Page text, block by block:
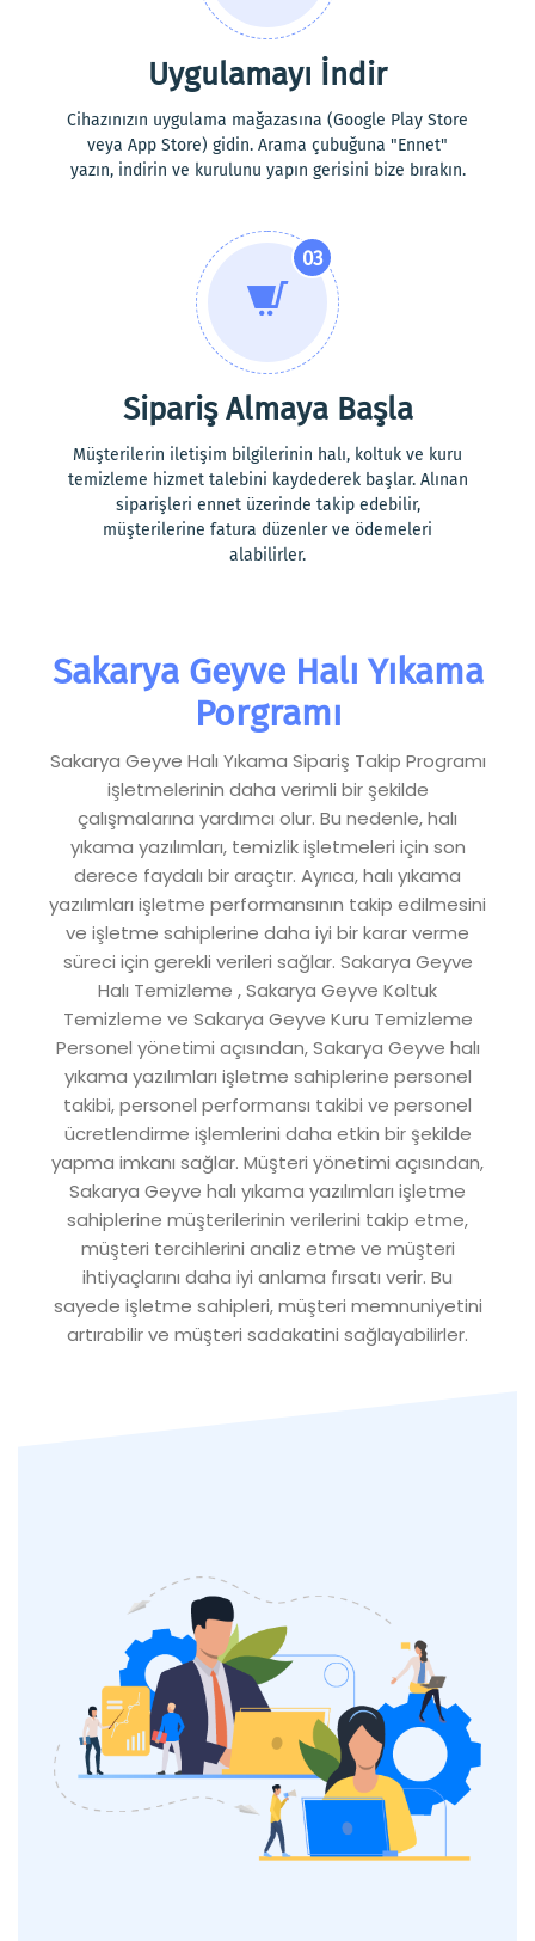
Uygulamayı İndir
Cihazınızın uygulama mağazasına (Google Play Store
veya App Store) gidin. Arama çubuğuna "Ennet"
yazın, indirin ve kurulunu yapın gerisini bize bırakın.
03
Sipariş Almaya Başla
Müşterilerin iletişim bilgilerinin halı, koltuk ve kuru
temizleme hizmet talebini kaydederek başlar. Alınan
siparişleri ennet üzerinde takip edebilir,
müşterilerine fatura düzenler ve ödemeleri
alabilirler.
Sakarya Geyve Halı Yıkama
Porgramı
Sakarya Geyve Halı Yıkama Sipariş Takip Programı
işletmelerinin daha verimli bir şekilde
çalışmalarına yardımcı olur. Bu nedenle, halı
yıkama yazılımları, temizlik işletmeleri için son
derece faydalı bir araçtır. Ayrıca, halı yıkama
yazılımları işletme performansının takip edilmesini
ve işletme sahiplerine daha iyi bir karar verme
süreci için gerekli verileri sağlar. Sakarya Geyve
Halı Temizleme , Sakarya Geyve Koltuk
Temizleme ve Sakarya Geyve Kuru Temizleme
Personel yönetimi açısından, Sakarya Geyve halı
yıkama yazılımları işletme sahiplerine personel
takibi, personel performansı takibi ve personel
ücretlendirme işlemlerini daha etkin bir şekilde
yapma imkanı sağlar. Müşteri yönetimi açısından,
Sakarya Geyve halı yıkama yazılımları işletme
sahiplerine müşterilerinin verilerini takip etme,
müşteri tercihlerini analiz etme ve müşteri
ihtiyaçlarını daha iyi anlama fırsatı verir. Bu
sayede işletme sahipleri, müşteri memnuniyetini
artırabilir ve müşteri sadakatini sağlayabilirler.